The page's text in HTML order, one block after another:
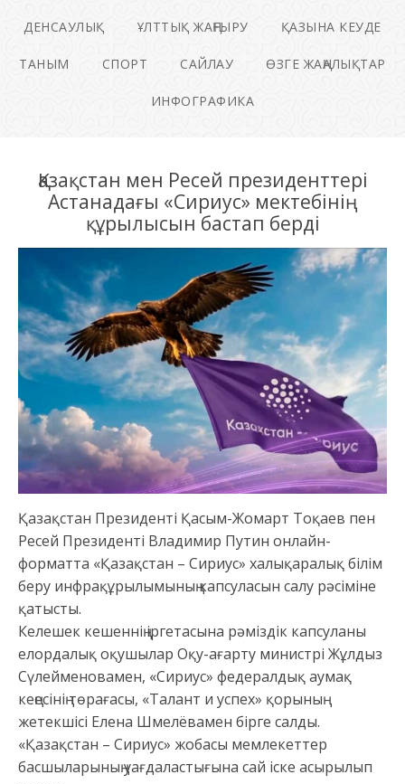
ДЕНСАУЛЫҚ ҰЛТТЫҚ ЖАҢҒЫРУ ҚАЗЫНА КЕУДЕ
ТАНЫМ СПОРТ САЙЛАУ ӨЗГЕ ЖАҢАЛЫҚТАР
ИНФОГРАФИКА
Қазақстан мен Ресей президенттері
Астанадағы «Сириус» мектебінің
құрылысын бастап берді
Қазақстан Президенті Қасым-Жомарт Тоқаев пен
Ресей Президенті Владимир Путин онлайн-
форматта «Қазақстан – Сириус» халықаралық білім
беру инфрақұрылымының капсуласын салу рәсіміне
қатысты.
Келешек кешеннің іргетасына рәміздік капсуланы
елордалық оқушылар Оқу-ағарту министрі Жұлдыз
Сүлейменовамен, «Сириус» федералдық аумақ
кеңесінің төрағасы, «Талант и успех» қорының
жетекшісі Елена Шмелёвамен бірге салды.
«Қазақстан – Сириус» жобасы мемлекеттер
басшыларының уағдаластығына сай іске асырылып